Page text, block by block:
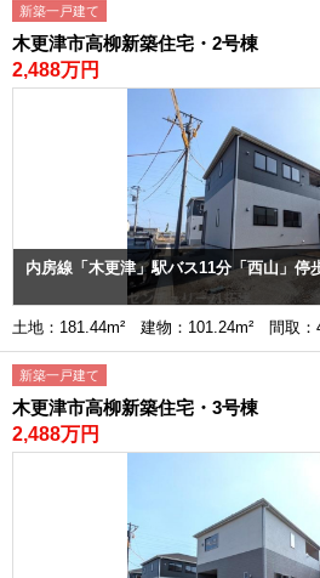
新築一戸建て
木更津市高柳新築住宅・2号棟
2,488万円
内房線「木更津」駅バス11分「西山」停
土地：181.44m² 建物：101.24m² 間取
新築一戸建て
木更津市高柳新築住宅・3号棟
2,488万円